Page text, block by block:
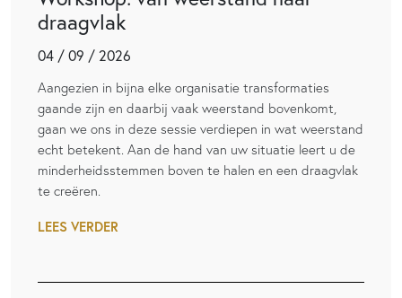
draagvlak
04 / 09 / 2026
Aangezien in bijna elke organisatie transformaties
gaande zijn en daarbij vaak weerstand bovenkomt,
gaan we ons in deze sessie verdiepen in wat weerstand
echt betekent. Aan de hand van uw situatie leert u de
minderheidsstemmen boven te halen en een draagvlak
te creëren.
LEES VERDER